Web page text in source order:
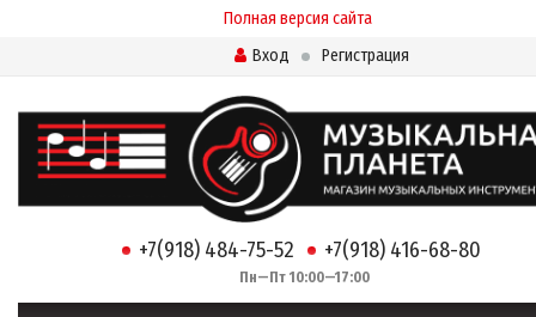
Полная версия сайта
Вход
Регистрация
+7(918) 484-75-52 +7(918) 416-68-80
Пн—Пт 10:00—17:00